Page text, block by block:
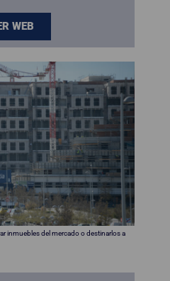
WEB
inmuebles del mercado o destinarlos a